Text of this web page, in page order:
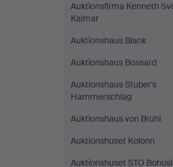
Auktionsfirma Kenneth
Kalmar
Auktionshaus Blank
Auktionshaus Bossard
Auktionshaus Stuber's
Hammerschlag
Auktionshaus von Brühl
Auktionshuset Kolonn
Auktionshuset STO